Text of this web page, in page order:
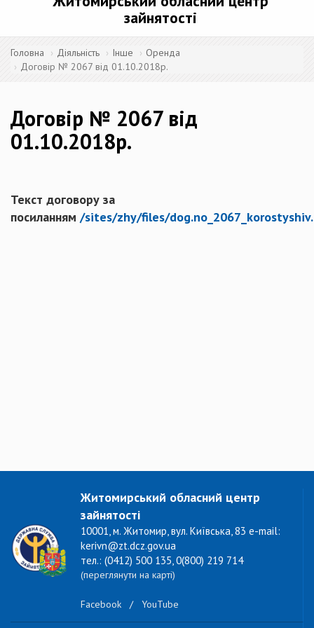
зайнятості
Головна Діяльність Інше
Оренда
Договір № 2067 від 01.10.2018р.
Договір № 2067 від
01.10.2018р.
Текст договору за
посиланням /sites/zhy/files/
Житомирський обласний центр
зайнятості
10001, м. Житомир, вул. Київська, 83 e-mail:
kerivn@zt.dcz.gov.ua
тел.: (0412) 500 135, 0(800) 219 714
(переглянути на карті)
Facebook / YouTube